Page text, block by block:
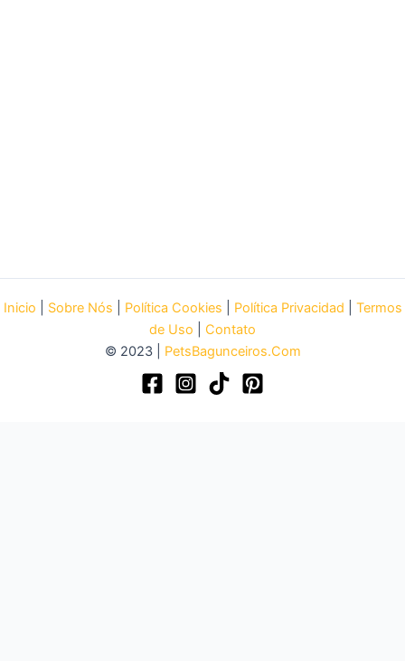
Inicio Sobre Nós Política Cookies Política Privacidad
Termos
de Uso
Contato
© 2023 | PetsBagunceiros.Com